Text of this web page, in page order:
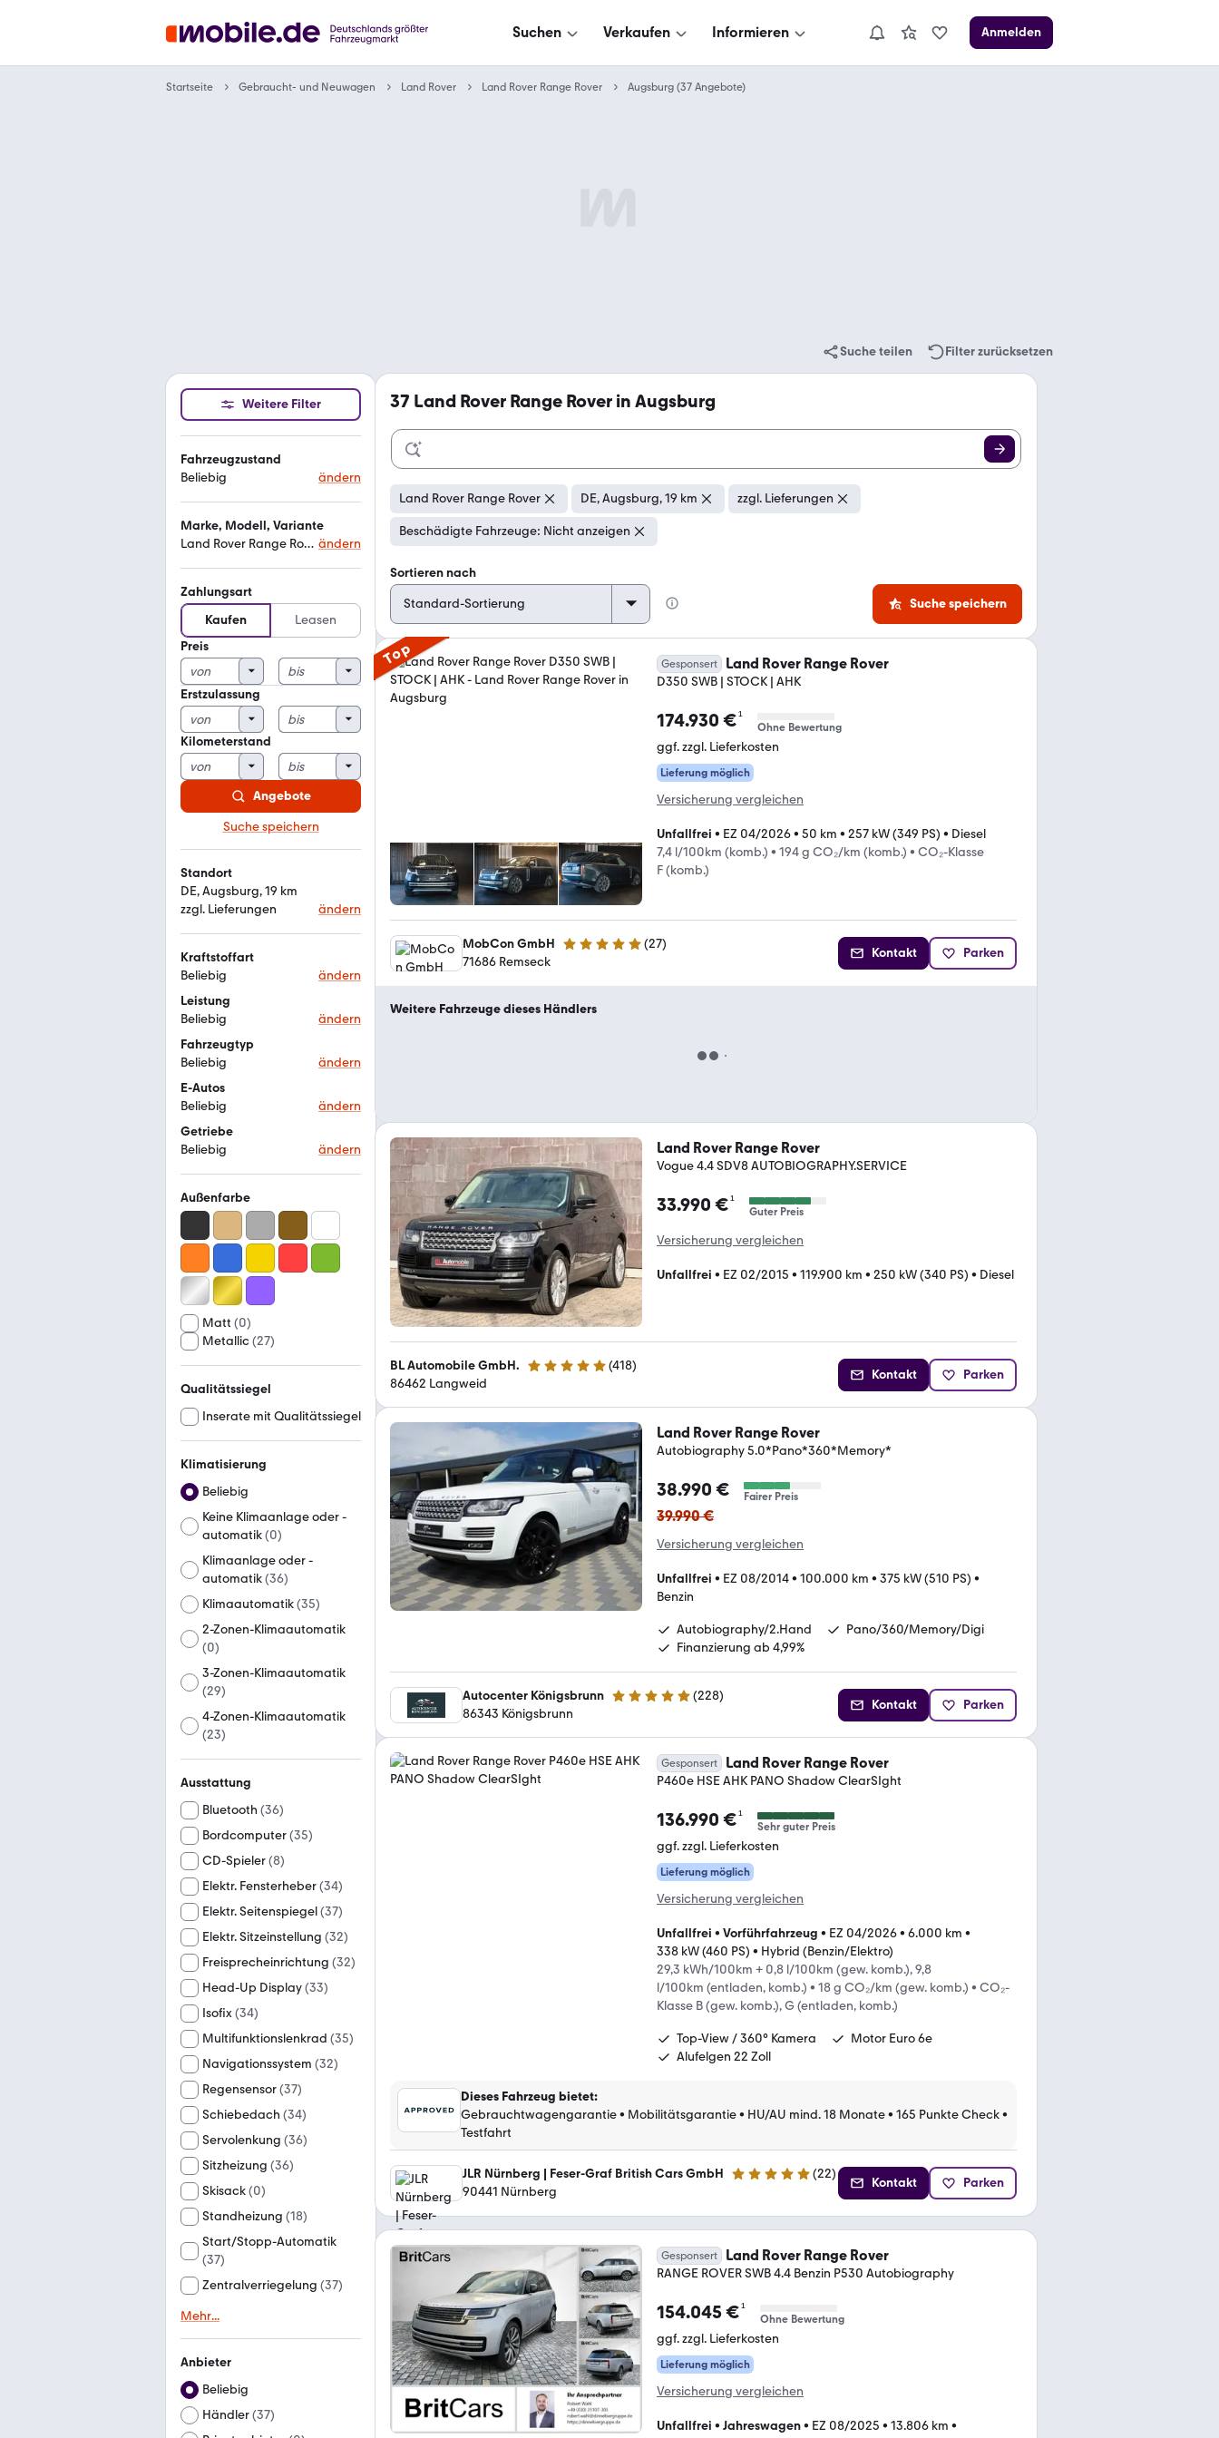
Suchen Verkaufen Informieren Anmelden
Startseite Gebraucht- und Neuwagen Land Rover Land Rover Range Rover Augsburg (37 Angebote)
Suche teilen Filter zurücksetzen
Weitere Filter
Fahrzeugzustand
Beliebig
ändern
Marke, Modell, Variante
Land Rover Range Rover ändern
Zahlungsart
Kaufen
Leasen
Preis
Erstzulassung
Kilometerstand
Angebote
Suche speichern
Standort
DE, Augsburg, 19 km
zzgl. Lieferungen
ändern
Kraftstoffart
Beliebig
ändern
Leistung
Beliebig
ändern
Fahrzeugtyp
Beliebig
ändern
E-Autos
Beliebig
ändern
Getriebe
Beliebig
ändern
Außenfarbe
Matt (0)
Metallic(27)
Qualitätssiegel
Inserate mit Qualitätssiegel
Klimatisierung
Beliebig
Keine Klimaanlage oder -
automatik(0)
Klimaanlage oder -
automatik(36)
Klimaautomatik(35)
2-Zonen-Klimaautomatik
(0)
3-Zonen-Klimaautomatik
(29)
4-Zonen-Klimaautomatik
(23)
Ausstattung
Bluetooth (36)
Bordcomputer(35)
CD-Spieler(8)
Elektr. Fensterheber(34)
Elektr. Seitenspiegel(37)
Elektr. Sitzeinstellung (32)
Freisprecheinrichtung (32)
Head-Up Display(33)
Isofix(34)
Multifunktionslenkrad (35)
Navigationssystem (32)
Regensensor(37)
Schiebedach (34)
Servolenkung (36)
Sitzheizung (36)
Skisack(0)
Standheizung (18)
Start/Stopp-Automatik
(37)
Zentralverriegelung (37)
Mehr...
Anbieter
Beliebig
Händler(37)
37 Land Rover Range Rover in Augsburg
Land Rover Range Rover DE, Augsburg, 19 km zzgl. Lieferungen
Beschädigte Fahrzeuge: Nicht anzeigen
Sortieren nach
Suche speichern
Top Gesponsert Land Rover Range Rover
D350 SWB | STOCK | AHK
174.930 €¹
Ohne Bewertung
ggf. zzgl. Lieferkosten
Lieferung möglich
Versicherung vergleichen
Unfallfrei • EZ 04/2026• 50 km • 257 kW (349 PS) • Diesel
7,4 l/100km (komb.) • 194 g CO₂/km (komb.) • CO₂-Klasse
F (komb.)
MobCon GmbH 5 Sterne (27)
71686 Remseck
Kontakt Parken
Weitere Fahrzeuge dieses Händlers
Land Rover Range Rover
Vogue 4.4 SDV8 AUTOBIOGRAPHY.SERVICE
33.990 €¹
Guter Preis
Versicherung vergleichen
Unfallfrei • EZ 02/2015 • 119.900 km • 250 kW (340 PS) • Diesel
BL Automobile GmbH. 4.8 Sterne (418)
86462 Langweid
Kontakt Parken
Land Rover Range Rover
Autobiography 5.0*Pano*360*Memory*
38.990 € Fairer Preis
39.990 €
Versicherung vergleichen
Unfallfrei • EZ 08/2014• 100.000 km • 375 kW (510 PS) •
Benzin
Autobiography/2.Hand
Pano/360/Memory/Digi
Finanzierung ab 4,99%
Autocenter Königsbrunn 5 Sterne (228)
86343 Königsbrunn
Kontakt Parken
Gesponsert Land Rover Range Rover
P460e HSE AHK PANO Shadow ClearSIght
136.990 €¹
Sehr guter Preis
ggf. zzgl. Lieferkosten
Lieferung möglich
Versicherung vergleichen
Unfallfrei • Vorführfahrzeug • EZ 04/2026• 6.000 km •
338 kW (460 PS) • Hybrid (Benzin/Elektro)
29,3 kWh/100km + 0,8 l/100km (gew. komb.), 9,8
l/100km (entladen, komb.) • 18 g CO₂/km (gew. komb.) • CO₂-
Klasse B (gew. komb.), G (entladen, komb.)
Top-View / 360° Kamera
Motor Euro 6e
Alufelgen 22 Zoll
Dieses Fahrzeug bietet:
Gebrauchtwagengarantie• Mobilitätsgarantie• HU/AU mind. 18 Monate• 165 Punkte Check•
Testfahrt
JLR Nürnberg | Feser-Graf British Cars GmbH 5 Sterne (22)
90441 Nürnberg
Kontakt Parken
Gesponsert Land Rover Range Rover
RANGE ROVER SWB 4.4 Benzin P530 Autobiography
154.045 €¹
Ohne Bewertung
ggf. zzgl. Lieferkosten
Lieferung möglich
Versicherung vergleichen
Unfallfrei • Jahreswagen• EZ 08/2025 • 13.806 km •